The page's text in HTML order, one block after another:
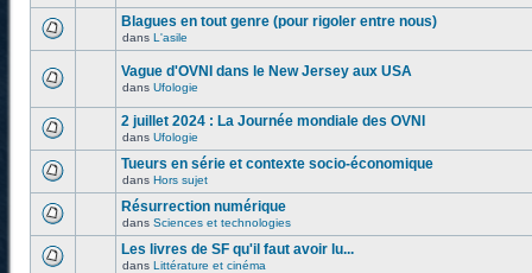
Blagues en tout genre (pour rigoler entre nous)
dans L'asile
Vague d'OVNI dans le New Jersey aux USA
dans Ufologie
2 juillet 2024 : La Journée mondiale des OVNI
dans Ufologie
Tueurs en série et contexte socio-économique
dans Hors sujet
Résurrection numérique
dans Sciences et technologies
Les livres de SF qu'il faut avoir lu...
dans Littérature et cinéma